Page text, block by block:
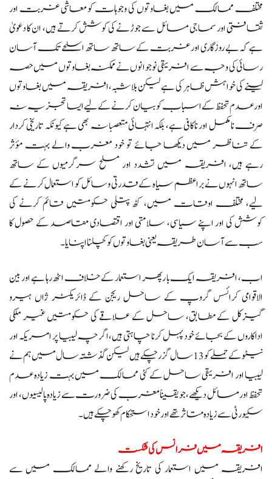
مختلف ممالک میں بغاوتوں کی وجوہات کو معاشی غربت اور
ثقافتی اور سماجی مسائل سے جوڑنے کی کوشش کرتے ہیں، ان کا دعویٰ
ہے کہ بے روزگاری اور غربت کے ساتھ ساتھ اسلحے تک آسان
رسائی کی وجہ سے افریقی نوجوانوں نے ممکنہ بغاوتوں میں حصہ
لینے کی خواہش ظاہر کی ہے لیکن بلا شبہ، افریقہ میں بغاوتوں
اور عدم تحفظ کے اسباب کو بیان کرنے کے لیے ایسا تجزیہ نہ
صرف نامکمل اور ناکافی ہے، بلکہ انتہائی متعصبانہ بھی ہے کیونکہ تاریخی کردار
کے تناظر میں دیکھا جائے تو خود مغرب والے بہت مؤثر
رہے ہیں، افریقہ میں تشدد اور مسلح سرگرمیوں کے ساتھ
ساتھ انہوں نے براعظم سیاہ کے قدرتی وسائل کو استعمال کرنے کے
لیے، مختلف اوقات میں، کٹھ پتلی حکومتیں قائم کرنے کی
کوشش کی اور اپنے سیاسی، سلامتی اور اقتصادی مقاصد کے حصول کا
سب سے آسان طریقہ یعنی بغاوتوں کو کچلنا اپنایا۔
اب، افریقہ ایک بار پھر استعمار کے خلاف اٹھ رہا ہے اور بین
الاقوامی کرائسس گروپ کے ساحل ریجن کے ڈائریکٹر ژاں ہیرو
گیزکل کے مطابق، ساحل کے علاقے کی حکومتیں غیر ملکی
اداکاروں کے بجائے خود پہل کرنا چاہتی ہیں،اگرچہ لیبیا پر امریکہ اور
نیٹو کے حملے کو 13 سال گزر چکے ہیں لیکن گذشتہ سال میں ہم نے
لیبیا اور افریقی ساحل کے کئی ممالک میں بہت زیادہ عدم
تحفظ اور مسائل دیکھے، جو یقیناً مغرب کی ضرورت سے زیادہ پالیسیوں، اور
سکیورٹی سے زیادہ متاثر تھے اور خود استحکام کھو چکے ہیں۔
افریقہ میں فرانس کی شکست
افریقہ میں استعمار کی تاریخ رکھنے والے ممالک میں سے